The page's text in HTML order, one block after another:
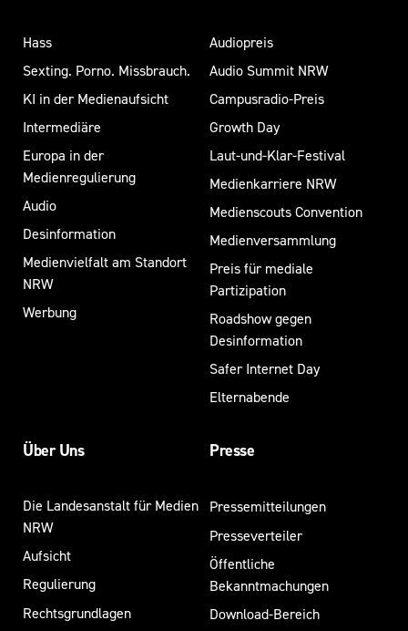
Hass
Sexting. Porno. Missbrauch.
KI in der Medienaufsicht
Intermediäre
Europa in der
Medienregulierung
Audio
Desinformation
Medienvielfalt am Standort
NRW
Werbung
Audiopreis
Audio Summit NRW
Campusradio-Preis
Growth Day
Laut-und-Klar-Festival
Medienkarriere NRW
Medienscouts Convention
Medienversammlung
Preis für mediale
Partizipation
Roadshow gegen
Desinformation
Safer Internet Day
Elternabende
Über Uns
Die Landesanstalt für Medien
NRW
Aufsicht
Regulierung
Rechtsgrundlagen
Presse
Pressemitteilungen
Presseverteiler
Öffentliche
Bekanntmachungen
Download-Bereich